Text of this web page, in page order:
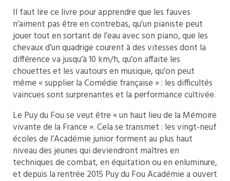
Il faut lire ce livre pour apprendre que les fauves
n’aiment pas être en contrebas, qu’un pianiste peut
jouer tout en sortant de l’eau avec son piano, que les
chevaux d’un quadrige courent à des vitesses dont la
différence va jusqu’à 10 km/h, qu’on affaite les
chouettes et les vautours en musique, qu’on peut
même « supplier la Comédie française » : les difficultés
vaincues sont surprenantes et la performance cultivée.
Le Puy du Fou se veut être « un haut lieu de la Mémoire
vivante de la France ». Cela se transmet : les vingt-neuf
écoles de l’Académie junior forment au plus haut
niveau des jeunes qui deviendront maîtres en
techniques de combat, en équitation ou en enluminure,
et depuis la rentrée 2015 Puy du Fou Académie a ouvert